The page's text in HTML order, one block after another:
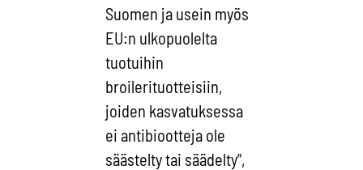
Suomen ja usein myös
EU:n ulkopuolelta
tuotuihin
broilerituotteisiin,
joiden kasvatuksessa
ei antibiootteja ole
säästelty tai säädelty”,